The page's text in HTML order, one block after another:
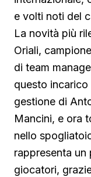
e volti noti del
La novità più
Oriali,
di team
questo
gestione di
Mancini, e ora
nello
rappresenta un
giocatori,